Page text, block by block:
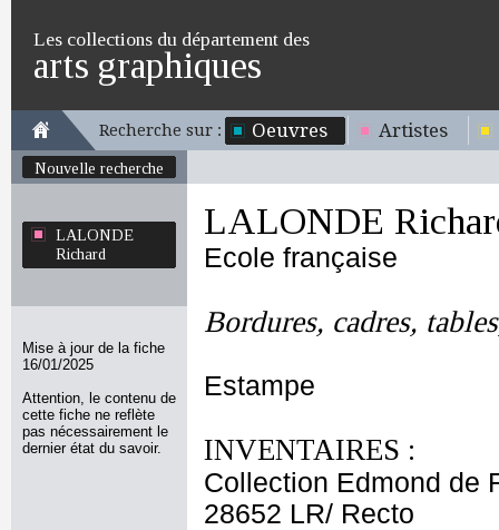
Les collections du département des
arts graphiques
Recherche sur : Oeuvres Artistes
Nouvelle recherche
LALONDE
Richard
Mise à jour de la fiche
16/01/2025
Attention, le contenu de
cette fiche ne reflète
pas nécessairement le
dernier état du savoir.
LALONDE
Ecole française
Bordures, cadres,
Estampe
INVENTAIRES :
Collection Edmond de
28652 LR/ Recto